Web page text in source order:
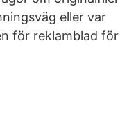
eller var
för reklamblad för